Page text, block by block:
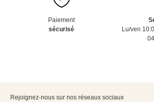
Paiement
sécurisé
Lu/ven
Rejoignez-nous sur nos réseaux sociaux